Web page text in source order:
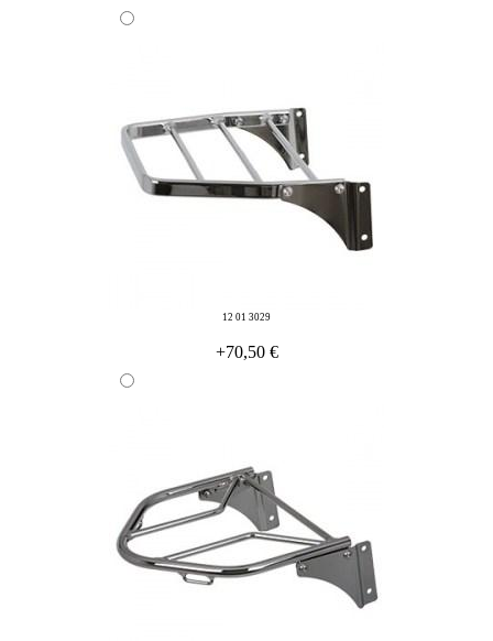
12 01 3029
+70,50 €